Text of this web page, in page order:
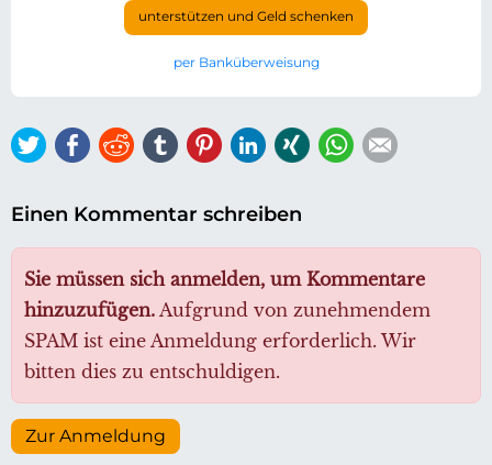
unterstützen und Geld schenken
per Banküberweisung
TwitterFacebook
ReddittumblrPinterestLinkedIn
Xing WhatsApp
Einen Kommentar schreiben
Sie müssen sich anmelden, um Kommentare
hinzuzufügen. Aufgrund von zunehmendem
SPAM ist eine Anmeldung erforderlich. Wir
bitten dies zu entschuldigen.
Zur Anmeldung